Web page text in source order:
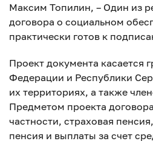
Максим Топилин, – Один из
договора о социальном
практически готов к
Проект документа касается
Федерации и Республики
их территориях, а также
Предметом проекта
частности, страховая
пенсия и выплаты за счет